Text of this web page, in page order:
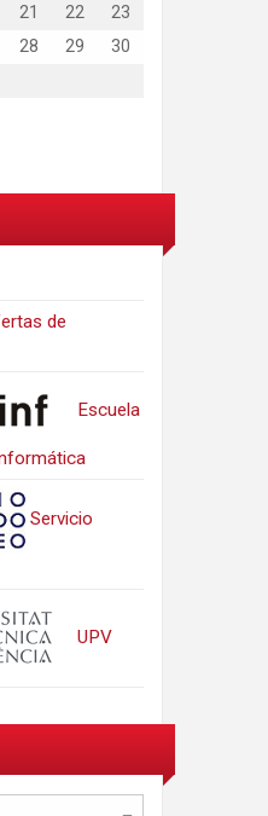
21 22
23
28 29
30
de
Escuela
Servicio
UPV